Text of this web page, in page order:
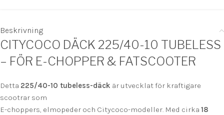
Beskrivning
CITYCOCO DÄCK 225/40-10 TUBELESS
– FÖR E-CHOPPER & FATSCOOTER
Detta 225/40-10 tubeless-däck är utvecklat för kraftigare
scootrar som
E-choppers, elmopeder och Citycoco-modeller. Med cirka 18